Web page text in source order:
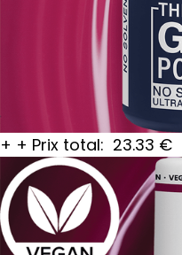
+ + Prix total: 23.33 €